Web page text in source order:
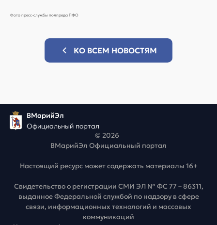
Фото пресс-службы полпреда ПФО
КО ВСЕМ НОВОСТЯМ
ВМарийЭл
Официальный портал
© 2026
ВМарийЭл Официальный портал
Настоящий ресурс может содержать материалы 16+
Свидетельство о регистрации СМИ ЭЛ № ФС 77 – 86311,
выданное Федеральной службой по надзору в сфере
связи, информационных технологий и массовых
коммуникаций